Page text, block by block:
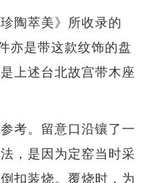
陶萃美》所收录的
亦是带这款纹饰的盘
上述台北故宫带木座
考。留意口沿镶了一
，是因为定窑当时采
扣装烧。覆烧时，为